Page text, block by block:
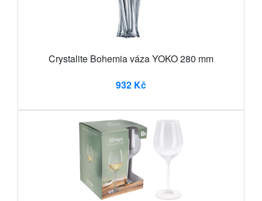
Crystalite Bohemia váza YOKO 280 mm
932 Kč